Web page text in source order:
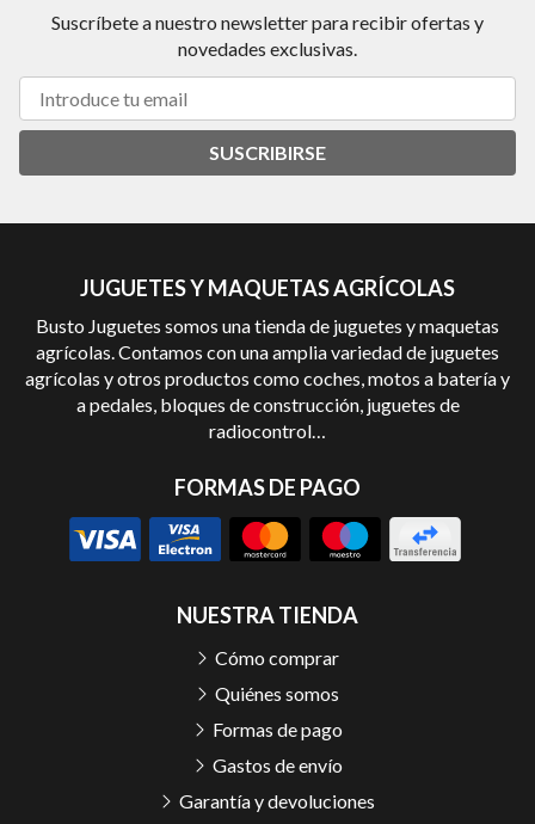
Suscríbete a nuestro newsletter para recibir ofertas y
novedades exclusivas.
SUSCRIBIRSE
JUGUETES Y MAQUETAS AGRÍCOLAS
Busto Juguetes somos una tienda de juguetes y maquetas
agrícolas. Contamos con una amplia variedad de juguetes
agrícolas y otros productos como coches, motos a batería y
a pedales, bloques de construcción, juguetes de
radiocontrol…
FORMAS DE PAGO
NUESTRA TIENDA
Cómo comprar
Quiénes somos
Formas de pago
Gastos de envío
Garantía y devoluciones